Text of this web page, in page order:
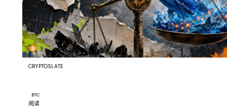
CRYPTOSLATE
BTC
阅读